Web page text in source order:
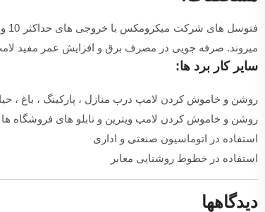
میروند. صرفه جویی در مصرف برق و افزایش عمر مفید
سایر کار برد ها:
روشن و خاموش کردن لامپ درب منازل ، پارکینگ ، باغ ،
روشن و خاموش کردن لامپ ویترین و تابلو های فروشگاه ها
استفاده در اتوماسیون صنعتی و اداری
استفاده در خطوط روشنایی معابر
دیدگاهها